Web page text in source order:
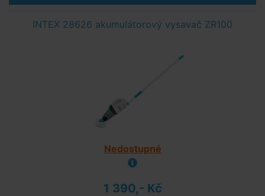
INTEX 28626 akumulátorový vysavač ZR100
Nedostupné
1 390,- Kč